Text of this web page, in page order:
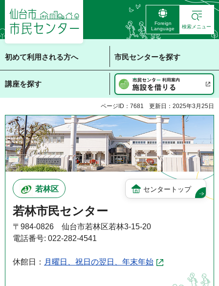
仙台市 市民センタ
ー
Foreign
Language
検索メニュー
初めて利用される方へ 市民センターを探す
講座を探す
ページID：7681 更新日：2025年3月25日
若林区 センタートップ
若林市民センター
〒984-0826 仙台市若林区若林3-15-20
電話番号: 022-282-4541
休館日： 月曜日、祝日の翌日、年末年始